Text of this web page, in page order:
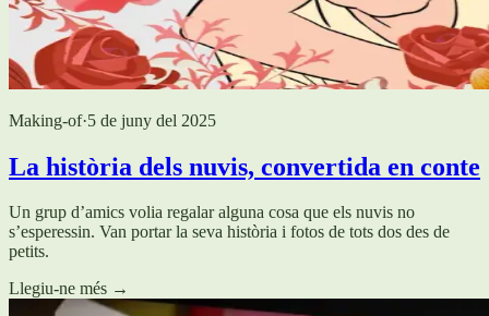
Making-of·5 de juny del 2025
La història dels nuvis, convertida en conte
Un grup d’amics volia regalar alguna cosa que els nuvis no
s’esperessin. Van portar la seva història i fotos de tots dos des de
petits.
Llegiu-ne més →